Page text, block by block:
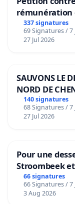
rémunération
granum basé
337 signatures
69 Signatures / 7
27 Jul 2026
SAUVONS LE
NORD DE
140 signatures
68 Signatures / 7
27 Jul 2026
Pour une
Stroombeek
bediening
Voor
66 signatures
66 Signatures / 7
3 Aug 2026